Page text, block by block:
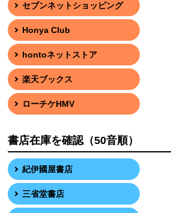
セブンネットショッピング
Honya Club
hontoネットストア
楽天ブックス
ローチケHMV
書店在庫を確認（50音順）
紀伊國屋書店
三省堂書店